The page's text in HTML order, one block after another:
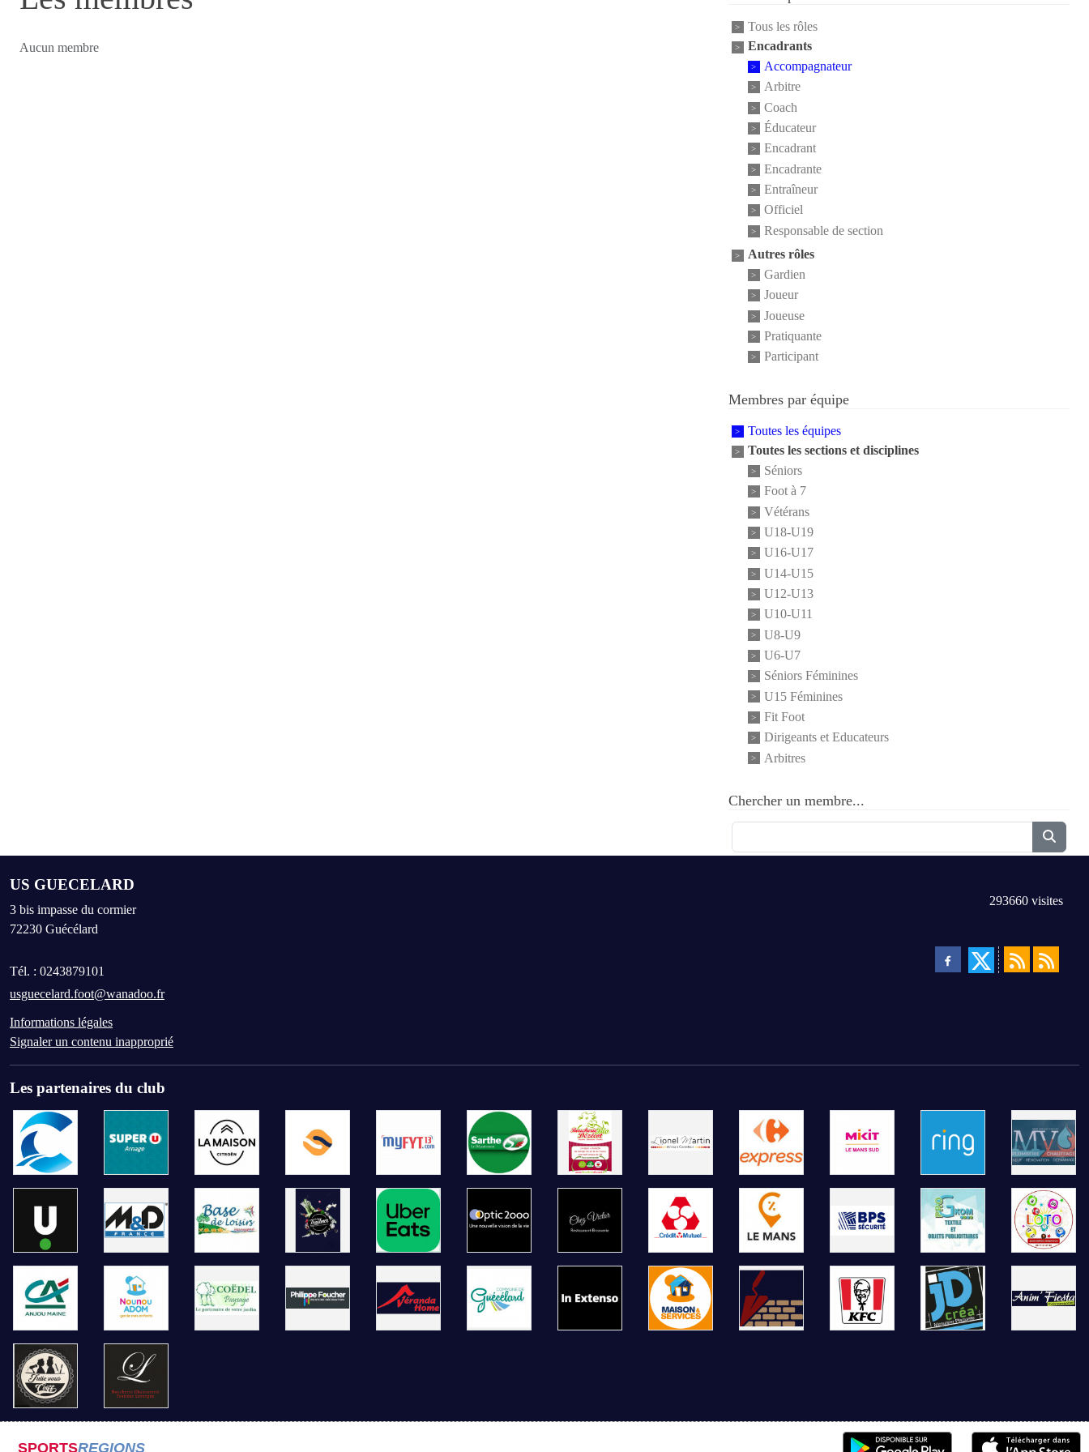
Aucun membre
Tous les rôles
Encadrants
Accompagnateur
Arbitre
Coach
Éducateur
Encadrant
Encadrante
Entraîneur
Officiel
Responsable de section
Autres rôles
Gardien
Joueur
Joueuse
Pratiquante
Participant
Membres par équipe
Toutes les équipes
Toutes les sections et disciplines
Séniors
Foot à 7
Vétérans
U18-U19
U16-U17
U14-U15
U12-U13
U10-U11
U8-U9
U6-U7
Séniors Féminines
U15 Féminines
Fit Foot
Dirigeants et Educateurs
Arbitres
Chercher un membre...
US GUECELARD
3 bis impasse du cormier
72230 Guécélard
Tél. : 0243879101
usguecelard.foot@wanadoo.fr
Informations légales
Signaler un contenu inapproprié
293660 visites
Les partenaires du club
SPORTSREGIONS